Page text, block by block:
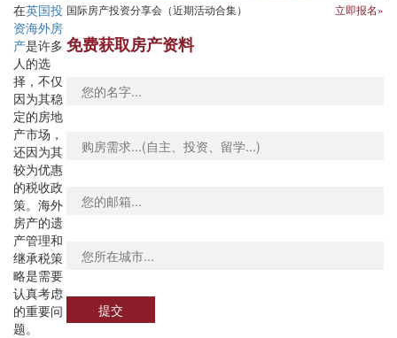
在英国投
资海外房
产是许多
人的选
择，不仅
因为其稳
定的房地
产市场，
还因为其
较为优惠
的税收政
策。海外
房产的遗
产管理和
继承税策
略是需要
认真考虑
的重要问
题。
国际房产投资分享会（近期活动合集） 立即报名»
免费获取房产资料
提交